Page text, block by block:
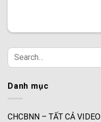
Danh mục
CHCBNN – TẤT CẢ VIDEO